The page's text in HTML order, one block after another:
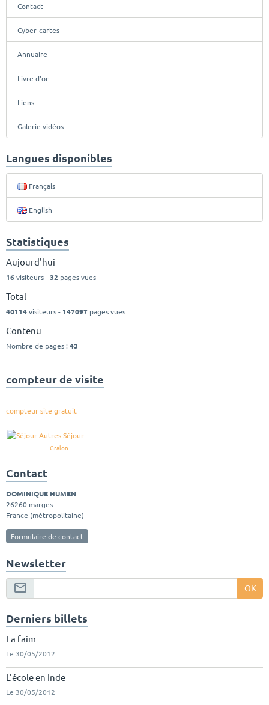
Contact
Cyber-cartes
Annuaire
Livre d'or
Liens
Galerie vidéos
Langues disponibles
Français
English
Statistiques
Aujourd'hui
16visiteurs -32 pages vues
Total
40114visiteurs - 147097 pages vues
Contenu
Nombre de pages : 43
compteur de visite
compteur site gratuit
Gralon
Contact
DOMINIQUE HUMEN
26260 marges
France (métropolitaine)
Formulaire de contact
Newsletter
OK
Derniers billets
La faim
Le 30/05/2012
L'école en Inde
Le 30/05/2012